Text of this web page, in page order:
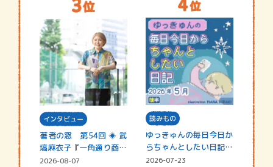
インタビュー
著者の窓 第54回 ◈ 武
塙麻衣子『一角通り商店
街の…
2026-08-07
読みもの
ゆっきゅんの毎日今日か
らちゃんとしたい日記
☆202…
2026-07-23